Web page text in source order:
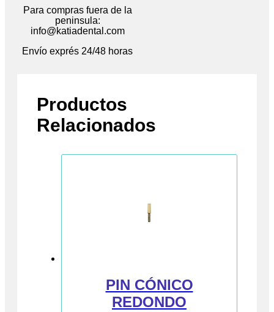
Para compras fuera de la
peninsula:
info@katiadental.com
Envío exprés 24/48 horas
Productos
Relacionados
PIN CÓNICO
REDONDO